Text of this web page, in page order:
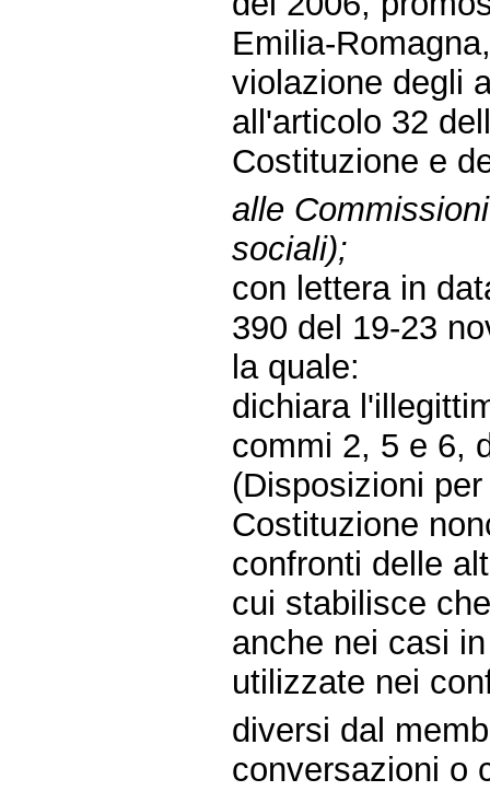
Emilia-
violazione degli
all'articolo 32
Costituzione e
alle
sociali);
con lettera in
390 del 19-23
la quale:
dichiara
commi 2, 5 e 6,
(Disposizioni
Costituzione
confronti delle
cui stabilisce
anche nei casi
utilizzate nei
diversi dal
conversazioni o